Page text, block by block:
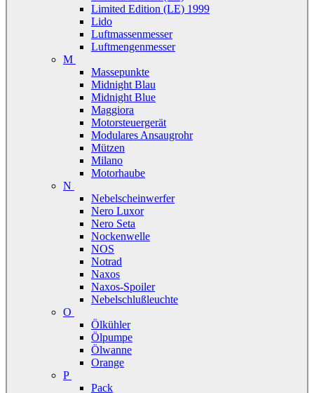
Limited Edition (LE) 1999
Lido
Luftmassenmesser
Luftmengenmesser
M
Massepunkte
Midnight Blau
Midnight Blue
Maggiora
Motorsteuergerät
Modulares Ansaugrohr
Mützen
Milano
Motorhaube
N
Nebelscheinwerfer
Nero Luxor
Nero Seta
Nockenwelle
NOS
Notrad
Naxos
Naxos-Spoiler
Nebelschlußleuchte
O
Ölkühler
Ölpumpe
Ölwanne
Orange
P
Pack